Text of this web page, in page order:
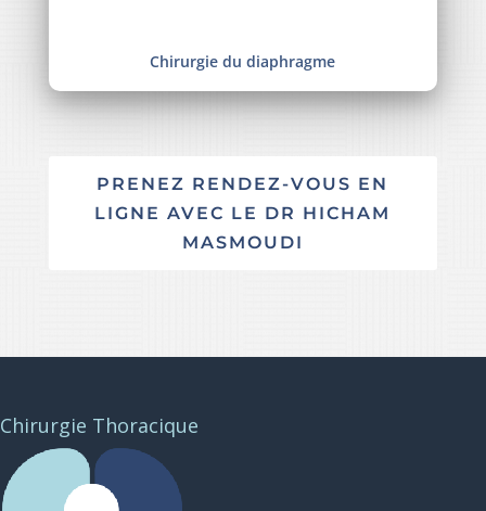
Chirurgie du diaphragme
PRENEZ RENDEZ-VOUS EN
LIGNE AVEC LE DR HICHAM
MASMOUDI
Chirurgie Thoracique